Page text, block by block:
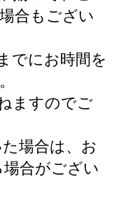
合もござい
でにお時間を
ますのでご
場合は、お
合がござい